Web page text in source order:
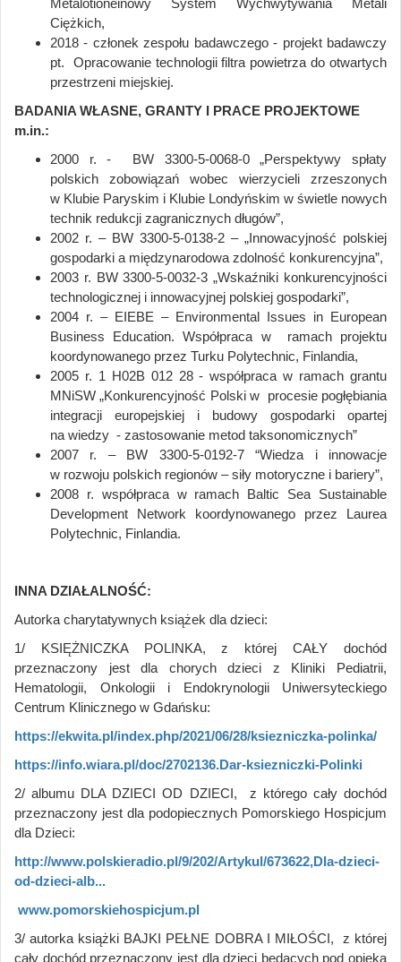
Metalotioneinowy System Wychwytywania Metali
Ciężkich,
2018 - członek zespołu badawczego - projekt badawczy
pt. Opracowanie technologii filtra powietrza do otwartych
przestrzeni miejskiej.
BADANIA WŁASNE, GRANTY I PRACE PROJEKTOWE
m.in.:
2000 r. - BW 3300-5-0068-0 „Perspektywy spłaty
polskich zobowiązań wobec wierzycieli zrzeszonych
w Klubie Paryskim i Klubie Londyńskim w świetle nowych
technik redukcji zagranicznych długów”,
2002 r. – BW 3300-5-0138-2 – „Innowacyjność polskiej
gospodarki a międzynarodowa zdolność konkurencyjna”,
2003 r. BW 3300-5-0032-3 „Wskaźniki konkurencyjności
technologicznej i innowacyjnej polskiej gospodarki”,
2004 r. – EIEBE – Environmental Issues in European
Business Education. Współpraca w ramach projektu
koordynowanego przez Turku Polytechnic, Finlandia,
2005 r. 1 H02B 012 28 - współpraca w ramach grantu
MNiSW „Konkurencyjność Polski w procesie pogłębiania
integracji europejskiej i budowy gospodarki opartej
na wiedzy - zastosowanie metod taksonomicznych”
2007 r. – BW 3300-5-0192-7 “Wiedza i innowacje
w rozwoju polskich regionów – siły motoryczne i bariery”,
2008 r. współpraca w ramach Baltic Sea Sustainable
Development Network koordynowanego przez Laurea
Polytechnic, Finlandia.
INNA DZIAŁALNOŚĆ:
Autorka charytatywnych książek dla dzieci:
1/ KSIĘŻNICZKA POLINKA, z której CAŁY dochód
przeznaczony jest dla chorych dzieci z Kliniki Pediatrii,
Hematologii, Onkologii i Endokrynologii Uniwersyteckiego
Centrum Klinicznego w Gdańsku:
https://ekwita.pl/index.php/2021/06/28/ksiezniczka-polinka/
https://info.wiara.pl/doc/2702136.Dar-ksiezniczki-Polinki
2/ albumu DLA DZIECI OD DZIECI, z którego cały dochód
przeznaczony jest dla podopiecznych Pomorskiego Hospicjum
dla Dzieci:
http://www.polskieradio.pl/9/202/Artykul/673622,Dla-dzieci-
od-dzieci-alb...
www.pomorskiehospicjum.pl
3/ autorka książki BAJKI PEŁNE DOBRA I MIŁOŚCI, z której
cały dochód przeznaczony jest dla dzieci będących pod opieką